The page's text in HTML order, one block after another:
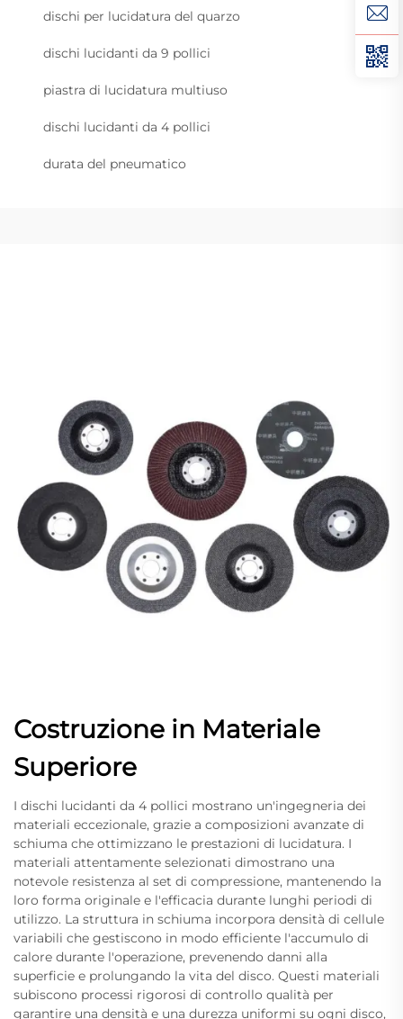
dischi per lucidatura del quarzo
dischi lucidanti da 9 pollici
piastra di lucidatura multiuso
dischi lucidanti da 4 pollici
durata del pneumatico
Costruzione in Materiale
Superiore
I dischi lucidanti da 4 pollici mostrano un'ingegneria dei
materiali eccezionale, grazie a composizioni avanzate di
schiuma che ottimizzano le prestazioni di lucidatura. I
materiali attentamente selezionati dimostrano una
notevole resistenza al set di compressione, mantenendo la
loro forma originale e l'efficacia durante lunghi periodi di
utilizzo. La struttura in schiuma incorpora densità di cellule
variabili che gestiscono in modo efficiente l'accumulo di
calore durante l'operazione, prevenendo danni alla
superficie e prolungando la vita del disco. Questi materiali
subiscono processi rigorosi di controllo qualità per
garantire una densità e una durezza uniformi su ogni disco,